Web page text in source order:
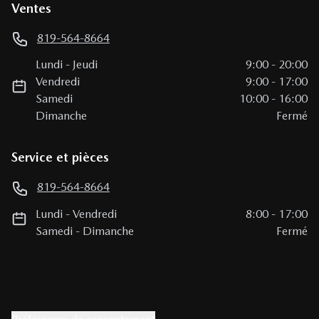
Ventes
819-564-8664
Lundi - Jeudi 9:00 - 20:00
Vendredi
9:00 - 17:00
Samedi
10:00 - 16:00
Dimanche
Fermé
Service et pièces
819-564-8664
Lundi -Vendredi 8:00 - 17:00
Samedi - Dimanche Fermé